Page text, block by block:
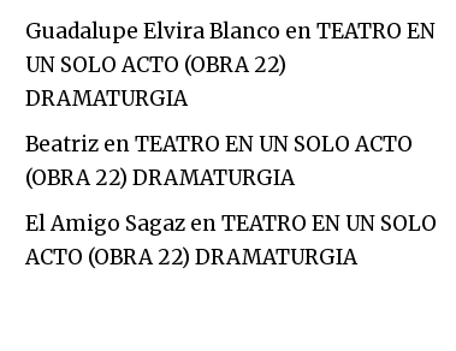
Guadalupe Elvira Blanco enTEATRO EN
UN SOLO ACTO (OBRA 22)
DRAMATURGIA
BeatrizenTEATRO EN UN SOLO ACTO
(OBRA 22) DRAMATURGIA
El Amigo SagazenTEATRO EN UN SOLO
ACTO (OBRA 22) DRAMATURGIA